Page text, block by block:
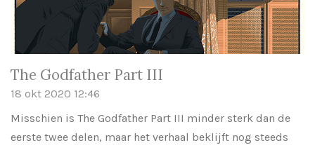
The Godfather Part III
18 okt 2020 12:46
Misschien is The Godfather Part III minder sterk dan de
eerste twee delen, maar het verhaal beklijft nog steeds